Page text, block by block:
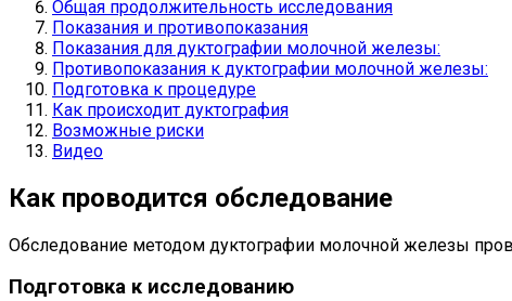
Общая продолжительность исследования
Показания и противопоказания
Показания для дуктографии молочной железы:
Противопоказания к дуктографии молочной железы:
Подготовка к процедуре
Как происходит дуктография
Возможные риски
Видео
Как проводится обследование
Обследование методом дуктографии молочной железы
Подготовка к исследованию